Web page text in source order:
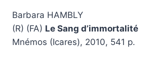
Barbara HAMBLY
(R) (FA) Le Sang d’immortalité
Mnémos (Icares), 2010, 541 p.